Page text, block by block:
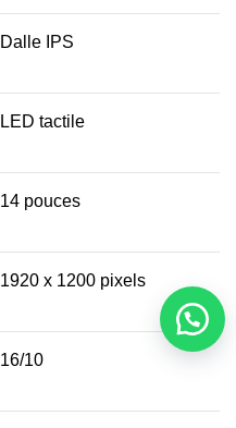
Dalle IPS
LED tactile
14 pouces
1920 x 1200 pixels
16/10